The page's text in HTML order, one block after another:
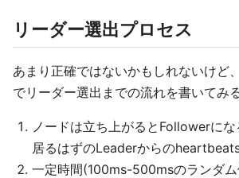
リーダー選出プロセス
あまり正確ではないかもしれないけど
でリーダー選出までの流れを書いてみる
ノードは立ち上がるとFollowerに
居るはずのLeaderからのheartbeats
一定時間(100ms-500msのランダ